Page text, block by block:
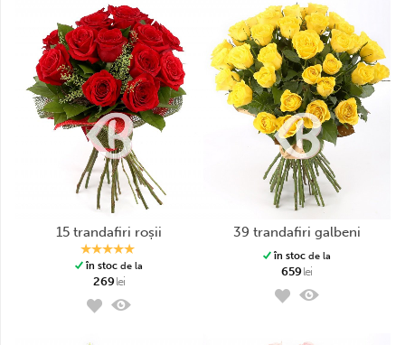
15 trandafiri roșii
în stoc de la
269lei
39 trandafiri galbeni
în stocde la
659lei